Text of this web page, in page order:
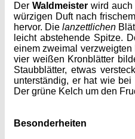
Der Waldmeisterwird auch
würzigen Duft nach
hervor. Die lanzettlichen
leicht abstehende Spitze.
einem zweimal
vier weißen Kronblätter
Staubblätter, etwas
unterständig, er hat wie
Der grüne Kelch um den
Besonderheiten